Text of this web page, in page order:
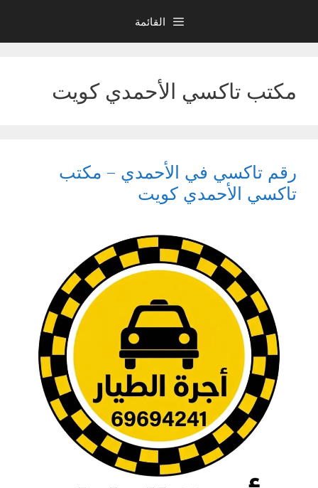
المحتوى
القائمة
مكتب تاكسي الأحمدي كويت
رقم تاكسي في الأحمدي – مكتب
تاكسي الأحمدي كويت